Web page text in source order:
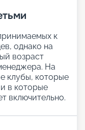
к
однако на
возраст
На
клубы, которые
и в которые
включительно.